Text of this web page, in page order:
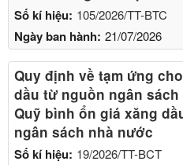
Số kí hiệu: 105/2026/TT-BTC
Ngày ban hành: 21/07/2026
Số kí hiệu: 19/2026/TT-BCT
Quy định về tạm ứng
dầu từ nguồn ngân
Quỹ bình ổn giá xăng
ngân sách nhà nước